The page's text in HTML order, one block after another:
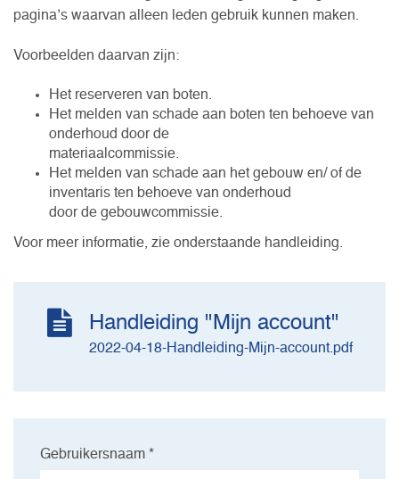
pagina’s waarvan alleen leden gebruik kunnen maken.
Voorbeelden daarvan zijn:
Het reserveren van boten.
Het melden van schade aan boten ten behoeve van
onderhoud door de
materiaalcommissie.
Het melden van schade aan het gebouw en/ of de
inventaris ten behoeve van onderhoud
door de gebouwcommissie.
Voor meer informatie, zie onderstaande handleiding.
Handleiding "Mijn account"
2022-04-18-Handleiding-Mijn-account.pdf
Gebruikersnaam *